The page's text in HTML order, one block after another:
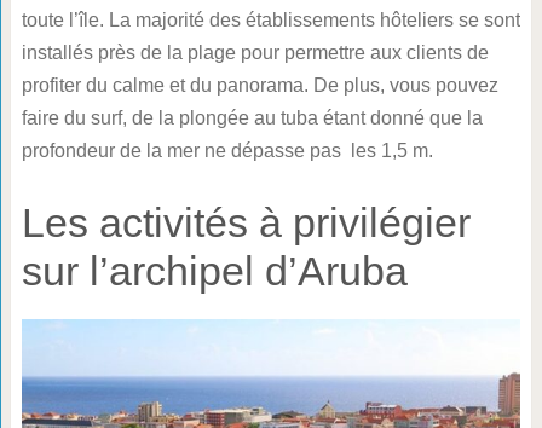
toute l’île. La majorité des établissements hôteliers se sont
installés près de la plage pour permettre aux clients de
profiter du calme et du panorama. De plus, vous pouvez
faire du surf, de la plongée au tuba étant donné que la
profondeur de la mer ne dépasse pas les 1,5 m.
Les activités à privilégier
sur l’archipel d’Aruba